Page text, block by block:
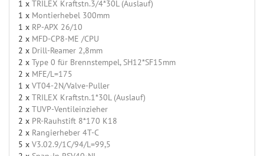
1 x TRILEX Kraftstn.3/4*30L (Auslauf)
1 x Montierhebel 300mm
1 x RP-APX 26/10
2 x MFD-CP8-ME /CPU
2 x Drill-Reamer 2,8mm
2 x Type 0 für Brennstempel, SH12*SF15mm
2 x MFE/L=175
1 x VT04-2N/Valve-Puller
2 x TRILEX Kraftstn.1*30L (Auslauf)
2 x TUVP-Ventileinzieher
2 x PR-Rauhstift 8*170 K18
2 x Rangierheber 4T-C
5 x V3.02.9/1C/94/L=99,5